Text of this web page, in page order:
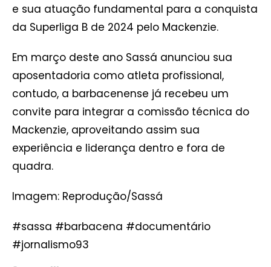
e sua atuação fundamental para a conquista
da Superliga B de 2024 pelo Mackenzie.
Em março deste ano Sassá anunciou sua
aposentadoria como atleta profissional,
contudo, a barbacenense já recebeu um
convite para integrar a comissão técnica do
Mackenzie, aproveitando assim sua
experiência e liderança dentro e fora de
quadra.
Imagem: Reprodução/Sassá
#sassa #barbacena #documentário
#jornalismo93